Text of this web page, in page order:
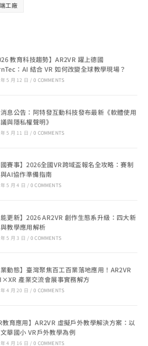
工廠
教育科技趨勢】AR2VR 躍上德國
：AI 結合 VR 如何改變全球教學現場？
5 月 12 日 / 0 COMMENTS
息公告：阿特發互動科技發布最新《軟體使用
與隱私權聲明》
5 月 11 日 / 0 COMMENTS
國賽事】2026全國VR跨域盃報名全攻略：賽制
AI協作準備指南
5 月 4 日 / 0 COMMENTS
能更新】2026 AR2VR 創作生態系升級：四大新
教學應用解析
5 月 3 日 / 0 COMMENTS
業動態】臺灣聚焦百工百業落地應用！AR2VR
產業交流會展事實務解方
4 月 20 日 / 0 COMMENTS
教育應用】AR2VR 虛擬戶外教學解決方案：以
華國小 VR戶外教學為例
4 月 16 日 / 0 COMMENTS